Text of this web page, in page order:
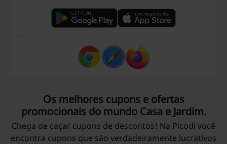
Os melhores cupons e ofertas
promocionais do mundo Casa e Jardim.
Chega de caçar cupons de descontos! Na Picodi você
encontra cupons que são verdadeiramente lucrativos